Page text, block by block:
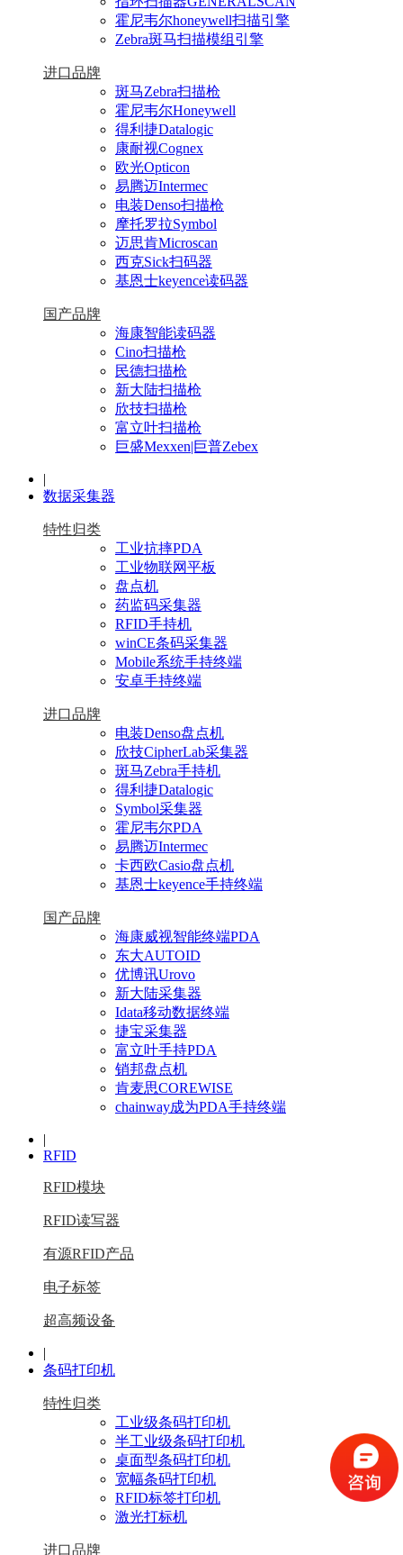
霍尼韦尔honeywell扫描引擎
Zebra斑马扫描模组引擎
进口品牌
斑马Zebra扫描枪
霍尼韦尔Honeywell
得利捷Datalogic
康耐视Cognex
欧光Opticon
易腾迈Intermec
电装Denso扫描枪
摩托罗拉Symbol
迈思肯Microscan
西克Sick扫码器
基恩士keyence读码器
国产品牌
海康智能读码器
Cino扫描枪
民德扫描枪
新大陆扫描枪
欣技扫描枪
富立叶扫描枪
巨盛Mexxen|巨普Zebex
|
数据采集器
特性归类
工业抗摔PDA
工业物联网平板
盘点机
药监码采集器
RFID手持机
winCE条码采集器
Mobile系统手持终端
安卓手持终端
进口品牌
电装Denso盘点机
欣技CipherLab采集器
斑马Zebra手持机
得利捷Datalogic
Symbol采集器
霍尼韦尔PDA
易腾迈Intermec
卡西欧Casio盘点机
基恩士keyence手持终端
国产品牌
海康威视智能终端PDA
东大AUTOID
优博讯Urovo
新大陆采集器
Idata移动数据终端
捷宝采集器
富立叶手持PDA
销邦盘点机
肯麦思COREWISE
chainway成为PDA手持终端
|
RFID
RFID模块
RFID读写器
有源RFID产品
电子标签
超高频设备
|
条码打印机
特性归类
工业级条码打印机
半工业级条码打印机
桌面型条码打印机
宽幅条码打印机
RFID标签打印机
激光打标机
进口品牌